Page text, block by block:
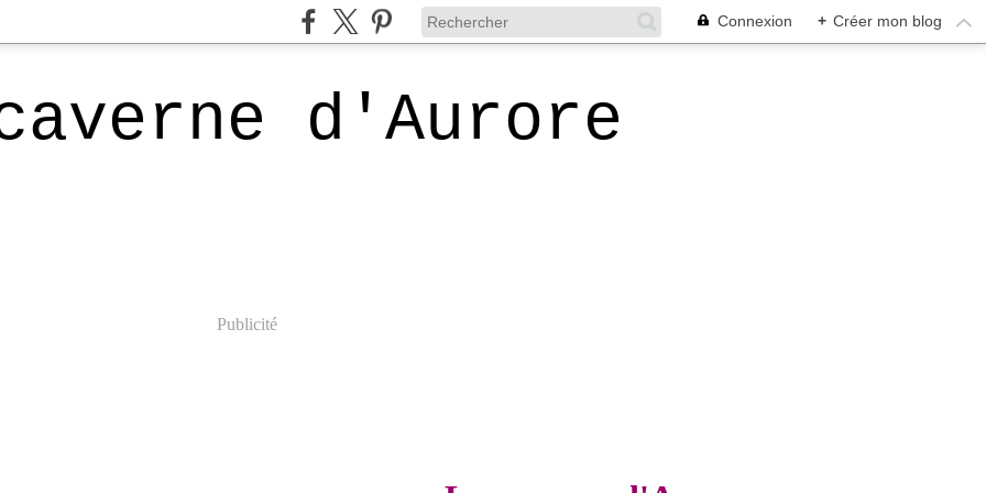
Connexion + Créer mon blog
d'Aurore
Publicité